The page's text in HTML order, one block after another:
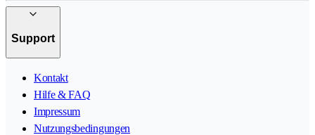
Support
Kontakt
Hilfe & FAQ
Impressum
Nutzungsbedingungen